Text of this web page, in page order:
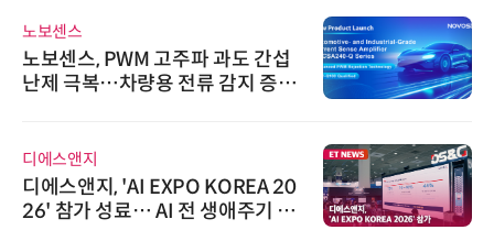
노보센스
노보센스, PWM 고주파 과도 간섭
난제 극복…차량용 전류 감지 증폭
디에스앤지
디에스앤지, 'AI EXPO KOREA 20
26' 참가 성료… AI 전 생애주기 아